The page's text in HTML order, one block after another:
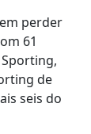
perder
61
de
seis do